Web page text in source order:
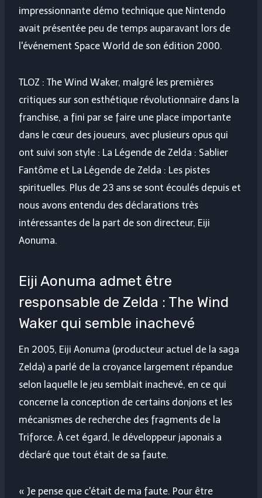
impressionnante démo technique que Nintendo
avait présentée peu de temps auparavant lors de
l'événement Space World de son édition 2000.
TLOZ : The Wind Waker, malgré les premières
critiques sur son esthétique révolutionnaire dans la
franchise, a fini par se faire une place importante
dans le cœur des joueurs, avec plusieurs opus qui
ont suivi son style : La Légende de Zelda : Sablier
Fantôme et La Légende de Zelda : Les pistes
spirituelles. Plus de 23 ans se sont écoulés depuis et
nous avons entendu des déclarations très
intéressantes de la part de son directeur, Eiji
Aonuma.
Eiji Aonuma admet être
responsable de Zelda : The Wind
Waker qui semble inachevé
En 2005, Eiji Aonuma (producteur actuel de la saga
Zelda) a parlé de la croyance largement répandue
selon laquelle le jeu semblait inachevé, en ce qui
concerne la conception de certains donjons et les
mécanismes de recherche des fragments de la
Triforce. À cet égard, le développeur japonais a
déclaré que tout était de sa faute.
« Je pense que c'était de ma faute. Pour être